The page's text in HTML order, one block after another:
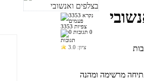
3353 צפיות
0
תגובות
ציון: 3.0